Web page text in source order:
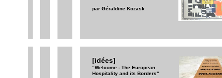
par Géraldine Kozask
[idées]
"Welcome - The European
Hospitality and its Borders"